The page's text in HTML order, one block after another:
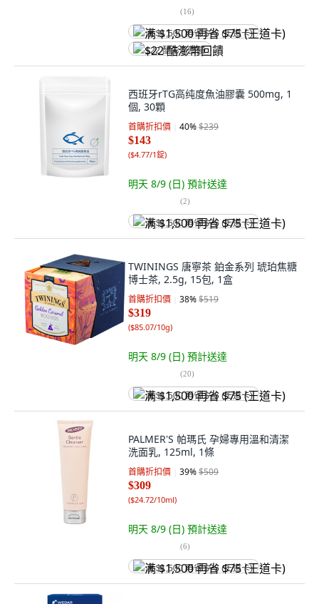
(16)
满 $1,500 再省 $75 (王道卡)
$22 酷澎幣回饋
西班牙rTG高纯度魚油膠囊 500mg, 1
個, 30顆
首購折扣價 40%$239
$143
($4.77/1錠)
明天 8/9 (日) 預計送達
(2)
满 $1,500 再省 $75 (王道卡)
TWININGS 唐寧茶 鉑金系列 琥珀焦糖
博士茶, 2.5g, 15包, 1盒
首購折扣價 38%$519
$319
($85.07/10g)
明天 8/9 (日) 預計送達
(20)
满 $1,500 再省 $75 (王道卡)
PALMER'S 帕瑪氏 孕婦專用溫和清潔
洗面乳, 125ml, 1條
首購折扣價 39%$509
$309
($24.72/10ml)
明天 8/9 (日) 預計送達
(6)
满 $1,500 再省 $75 (王道卡)